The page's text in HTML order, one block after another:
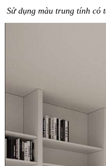
Sử dụng màu trung tính có